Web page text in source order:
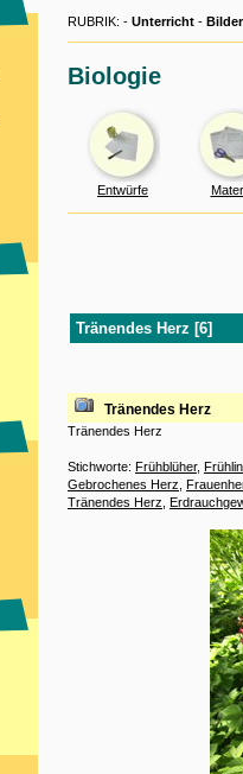
RUBRIK: - Unterricht -
Biologie
Entwürfe
Tränendes Herz [6]
Tränendes Herz
Tränendes Herz
Stichworte: Frühblüher,
Gebrochenes Herz
Tränendes Herz